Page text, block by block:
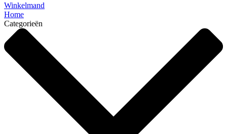
Winkelmand
Home
Categorieën